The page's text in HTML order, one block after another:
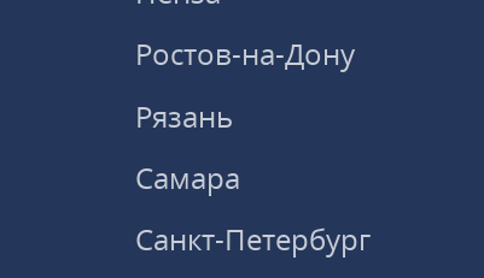
Ростов-на-Дону
Рязань
Самара
Санкт-Петербург